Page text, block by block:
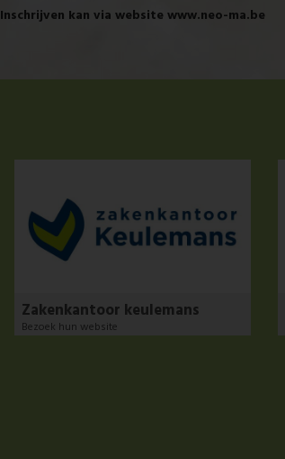
Inschrijven kan via website www.neo-ma.be
Zakenkantoor keulemans
Bezoek hun website